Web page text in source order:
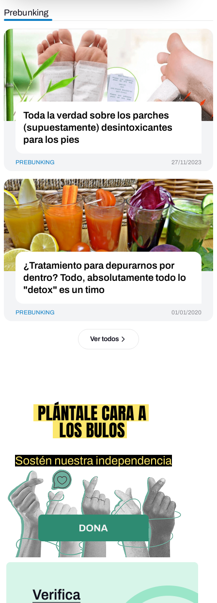
Prebunking
Toda la verdad sobre los parches
(supuestamente) desintoxicantes
para los pies
PREBUNKING 27/11/2023
¿Tratamiento para depurarnos por
dentro? Todo, absolutamente todo lo
"detox" es un timo
PREBUNKING 01/01/2020
Ver todos